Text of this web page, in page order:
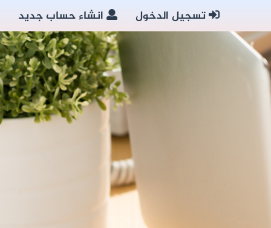
تسجيل الدخول انشاء حساب جديد